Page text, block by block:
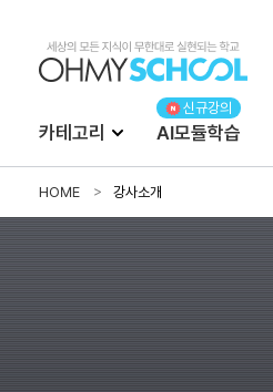
카테고리 AI모듈학습
HOME 강사소개